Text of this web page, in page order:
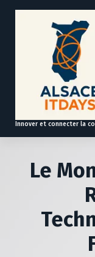
t
Innover et connecter la
Le